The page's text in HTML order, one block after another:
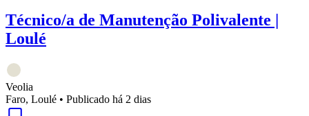
Técnico/a de Manutenção Polivalente |
Loulé
Veolia
Faro, Loulé • Publicado há 2 dias